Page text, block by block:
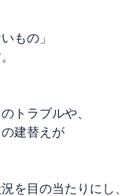
もの」
トラブルや、
建替えが
を目の当たりにし、